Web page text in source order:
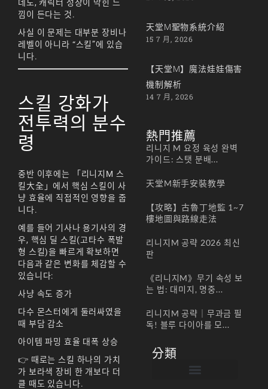
데도, 캐릭터 성장이 막힌 느
낌이 든다는 것.
사실 이 문제는 대부분 장비나
레벨이 아니라 “스킬”에 있습
니다.
스킬 강화가
전투력의 분수
령
중반 이후에는 「리니지M 스
킬大全」에서 핵심 스킬이 사
냥 효율에 직접적인 영향을 줍
니다.
예를 들어 기사나 용기사의 경
우, 핵심 딜 스킬(고타수 폭발
형 스킬)을 빠르게 확보하면
다음과 같은 변화를 체감할 수
있습니다:
사냥 속도 증가
다수 몬스터에게 둘러싸였을
때 부담 감소
아이템 파밍 효율 대폭 상승
👉 때로는 스킬 하나의 가치
가 보라색 장비 한 개보다 더
클 때도 있습니다.
天堂M聖物系統介紹
15 7 月, 2026
【天堂M】魔法娃娃傷害
機制解析
14 7 月, 2026
熱門推薦
리니지 M 요정 육성 완벽
가이드: 스탯 분배...
天堂M新手安裝教學
【攻略】古魯丁地監 1~7
樓地圖與路線走法
리니지M 공략 2026 최신
판
《리니지M》무기 속성 보
는 법: 대미지, 명중...
리니지M 공략｜무과금 필
독! 블루 다이아를 모...
分類